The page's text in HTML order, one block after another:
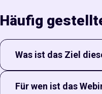
Häufig
Was ist das Ziel
Digitalisierung dabei hilft,
Für wen ist das